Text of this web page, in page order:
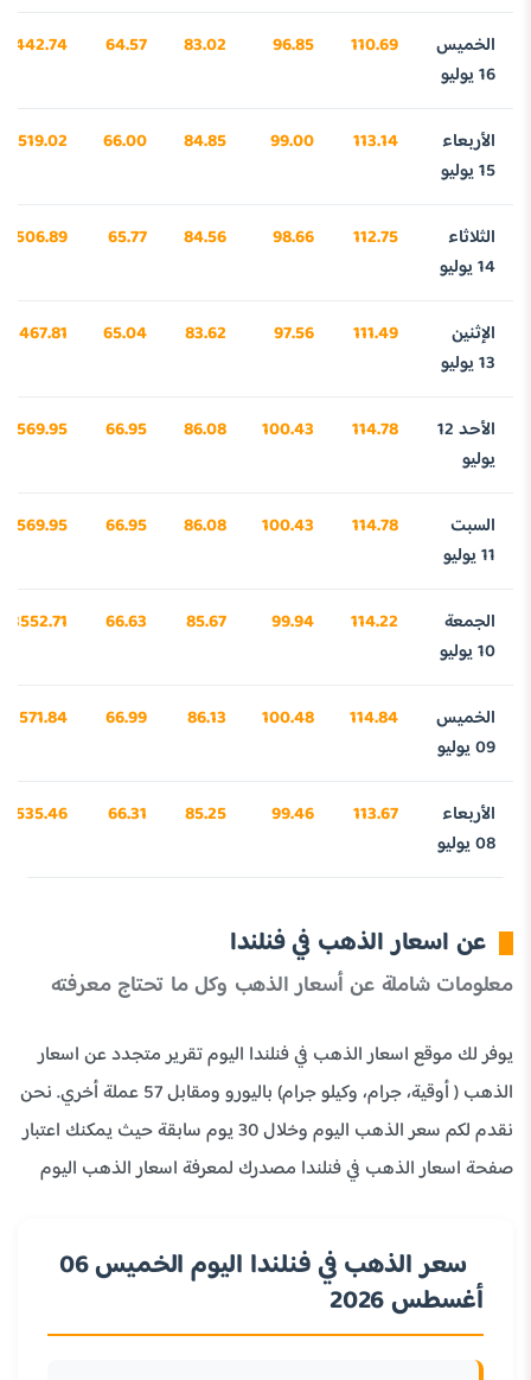
الخميس
16 يوليو
110.69
96.85
83.02
64.57
3442.74
الأربعاء
15 يوليو
113.14
99.00
84.85
66.00
3519.02
الثلاثاء
14 يوليو
112.75
98.66
84.56
65.77
3506.89
الإثنين
13 يوليو
111.49
97.56
83.62
65.04
3467.81
الأحد 12
يوليو
114.78
100.43
86.08
66.95
3569.95
السبت
11 يوليو
114.78
100.43
86.08
66.95
3569.95
الجمعة
10 يوليو
114.22
99.94
85.67
66.63
3552.71
الخميس
09 يوليو
114.84
100.48
86.13
66.99
3571.84
الأربعاء
08 يوليو
113.67
99.46
85.25
66.31
3535.46
عن اسعار الذهب في فنلندا
معلومات شاملة عن أسعار الذهب وكل ما تحتاج معرفته
يوفر لك موقع اسعار الذهب في فنلندا اليوم تقرير متجدد عن اسعار
الذهب ( أوقية، جرام، وكيلو جرام) باليورو ومقابل 57 عملة أخري. نحن
نقدم لكم سعر الذهب اليوم وخلال 30 يوم سابقة حيث يمكنك اعتبار
صفحة اسعار الذهب في فنلندا مصدرك لمعرفة اسعار الذهب اليوم
سعر الذهب في فنلندا اليوم الخميس 06
أغسطس 2026